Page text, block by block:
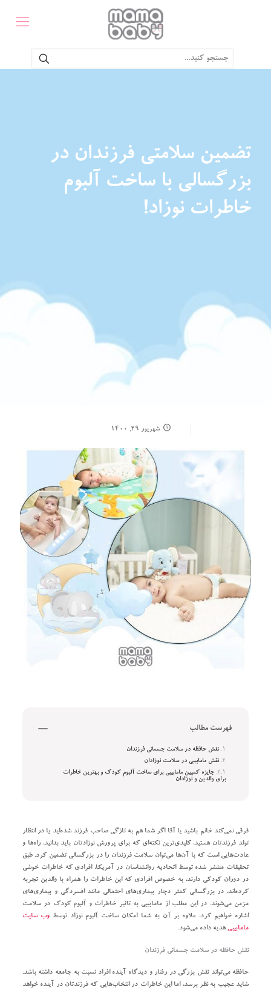
تضمین سلامتی فرزندان در
بزرگسالی با ساخت آلبوم
خاطرات نوزاد!
شهریور ۲۹, ۱۴۰۰
فهرست مطالب
نقش حافظه در سلامت جسمانی فرزندان
نقش مامابیبی در سلامت نوزادان
جایزه کمپین مامابیبی برای ساخت آلبوم کودک و بهترین خاطرات
برای والدین و نوزادان
فرقی نمی‌کند خانم باشید یا آقا اگر شما هم به تازگی صاحب فرزند شده‌اید یا در انتظار
تولد فرزندتان هستید، کلیدی‌ترین نکته‌ای که برای پرورش نوزادتان باید بدانید، راه‌ها و
عادت‌هایی است که با آن‌ها می‌توان سلامت فرزندان را در بزرگسالی تضمین کرد. طبق
تحقیقات منتشر شده توسط اتحادیه روانشناسان در آمریکا، افرادی که خاطرات خوشی
در دوران کودکی دارند، به خصوص افرادی که این خاطرات را همراه با والدین تجربه
کرده‌اند، در بزرگسالی کمتر دچار بیماری‌های احتمالی مانند افسردگی و بیماری‌های
مزمن می‌شوند. در این مطلب از مامابیبی به تاثیر خاطرات و آلبوم کودک در سلامت
اشاره خواهیم کرد، علاوه بر آن به شما امکان ساخت آلبوم نوزاد توسطوب‌ سایت
مامابیبی هدیه داده می‌شود.
نقش حافظه در سلامت جسمانی فرزندان
حافظه می‌تواند نقش بزرگی در رفتار و دیدگاه آینده افراد نسبت به جامعه داشته باشد.
شاید عجیب به نظر برسد، اما این خاطرات در انتخاب‌هایی که فرزندتان در آینده خواهد